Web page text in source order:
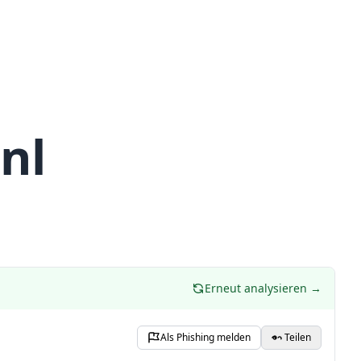
Erneut analysieren →
Als Phishing melden Teilen